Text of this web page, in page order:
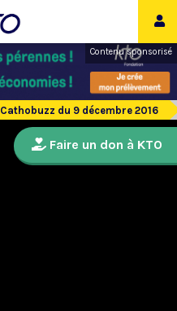
Contenu sponsorisé
Cathobuzz du 9 décembre 2016
Faire un don à KTO